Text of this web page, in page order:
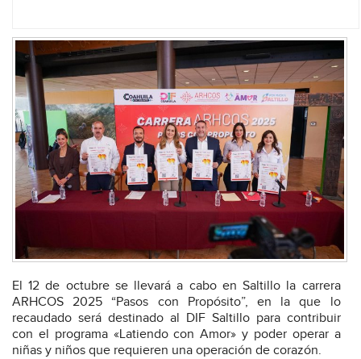
El 12 de octubre se llevará a cabo en Saltillo la carrera
ARHCOS 2025 “Pasos con Propósito”, en la que lo
recaudado será destinado al DIF Saltillo para contribuir
con el programa «Latiendo con Amor» y poder operar a
niñas y niños que requieren una operación de corazón.